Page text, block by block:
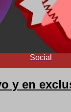
Social
y en